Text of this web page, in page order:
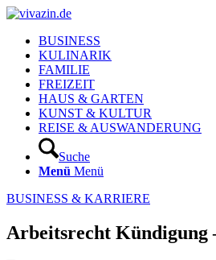
BUSINESS
KULINARIK
FAMILIE
FREIZEIT
HAUS & GARTEN
KUNST & KULTUR
REISE & AUSWANDERUNG
Suche
Menü Menü
BUSINESS & KARRIERE
Arbeitsrecht Kündigung